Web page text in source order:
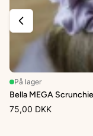
På lager
Bella MEGA
75,00 DKK